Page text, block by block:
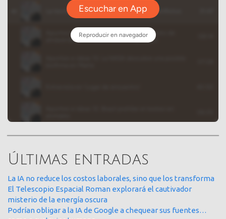
Últimas entradas
La IA no reduce los costos laborales, sino que los transforma
El Telescopio Espacial Roman explorará el cautivador
misterio de la energía oscura
Podrían obligar a la IA de Google a chequear sus fuentes…